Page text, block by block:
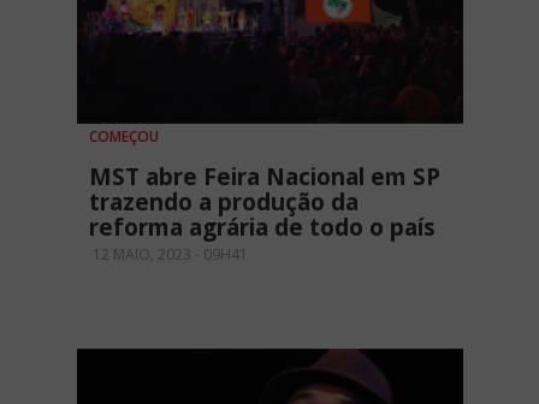
COMEÇOU
MST abre Feira Nacional em SP
trazendo a produção da
reforma agrária de todo o país
12 MAIO, 2023 - 09H41